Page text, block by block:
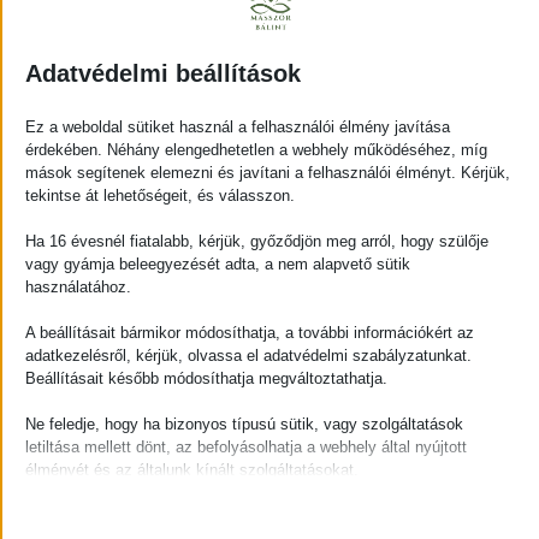
Többi bejegyzés
Előfordult már, hogy kételkedtél magadban? – Nyugi,
Adatvédelmi beállítások
Ez a weboldal sütiket használ a felhasználói élmény javítása
érdekében. Néhány elengedhetetlen a webhely működéséhez, míg
mások segítenek elemezni és javítani a felhasználói élményt. Kérjük,
tekintse át lehetőségeit, és válasszon.
Ha 16 évesnél fiatalabb, kérjük, győződjön meg arról, hogy szülője
vagy gyámja beleegyezését adta, a nem alapvető sütik
használatához.
A beállításait bármikor módosíthatja, a további információkért az
adatkezelésről, kérjük, olvassa el adatvédelmi szabályzatunkat.
Beállításait később módosíthatja megváltoztathatja.
Ne feledje, hogy ha bizonyos típusú sütik, vagy szolgáltatások
letiltása mellett dönt, az befolyásolhatja a webhely által nyújtott
élményét és az általunk kínált szolgáltatásokat.